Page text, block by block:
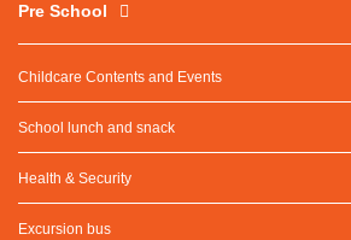
Pre School
Childcare Contents and Events
School lunch and snack
Health & Security
Excursion bus